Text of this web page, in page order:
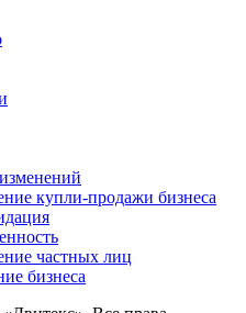
купли-продажи бизнеса
частных лиц
бизнеса